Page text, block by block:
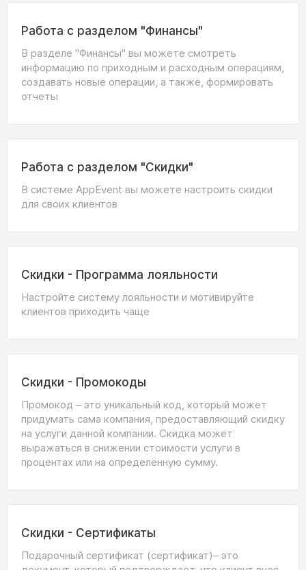
Работа с разделом "Финансы"
В разделе "Финансы" вы можете смотреть
информацию по приходным и расходным операциям,
создавать новые операции, а также, формировать
отчеты
Работа с разделом "Скидки"
В системе AppEvent вы можете настроить скидки
для своих клиентов
Скидки - Программа лояльности
Настройте систему лояльности и мотивируйте
клиентов приходить чаще
Скидки - Промокоды
Промокод – это уникальный код, который может
придумать сама компания, предоставляющий скидку
на услуги данной компании. Скидка может
выражаться в снижении стоимости услуги в
процентах или на определённую сумму.
Скидки - Сертификаты
Подарочный сертификат (сертификат)– это